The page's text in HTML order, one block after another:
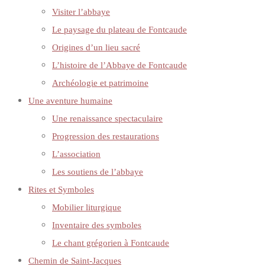
Visiter l’abbaye
Le paysage du plateau de Fontcaude
Origines d’un lieu sacré
L’histoire de l’Abbaye de Fontcaude
Archéologie et patrimoine
Une aventure humaine
Une renaissance spectaculaire
Progression des restaurations
L’association
Les soutiens de l’abbaye
Rites et Symboles
Mobilier liturgique
Inventaire des symboles
Le chant grégorien à Fontcaude
Chemin de Saint-Jacques